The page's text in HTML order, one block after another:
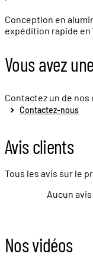
Conception en
expédition rapide en
Vous avez
Contactez un de
Contactez-nous
Avis clients
Tous les avis sur le
Aucun
Nos vidéos